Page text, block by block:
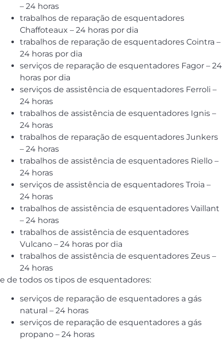
– 24 horas
trabalhos de reparação de esquentadores
Chaffoteaux – 24 horas por dia
trabalhos de reparação de esquentadores Cointra –
24 horas por dia
serviços de reparação de esquentadores Fagor – 24
horas por dia
serviços de assistência de esquentadores Ferroli –
24 horas
trabalhos de assistência de esquentadores Ignis –
24 horas
trabalhos de reparação de esquentadores Junkers
– 24 horas
trabalhos de assistência de esquentadores Riello –
24 horas
serviços de assistência de esquentadores Troia –
24 horas
trabalhos de assistência de esquentadores Vaillant
– 24 horas
trabalhos de assistência de esquentadores
Vulcano – 24 horas por dia
trabalhos de assistência de esquentadores Zeus –
24 horas
e de todos os tipos de esquentadores:
serviços de reparação de esquentadores a gás
natural – 24 horas
serviços de reparação de esquentadores a gás
propano – 24 horas